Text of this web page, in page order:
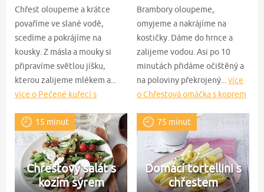
Chřest oloupeme a krátce
povaříme ve slané vodě,
scedíme a pokrájíme na
kousky. Z másla a mouky si
připravíme světlou jíšku,
kterou zalijeme mlékem a...
více o Pečené kuřecí s
Brambory oloupeme,
omyjeme a nakrájíme na
kostičky. Dáme do hrnce a
zalijeme vodou. Asi po 10
minutách přidáme očištěný a
na poloviny překrojený... více
o Chřestová omáčka s koprem
15 minut
Chřestový salát s
kozím sýrem
75 minut
Domácí tortellini s
chřestem